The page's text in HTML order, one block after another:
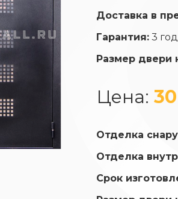
Доставка в
Гарантия: 3
Размер двери
Цена:
Отделка
Отделка
Срок